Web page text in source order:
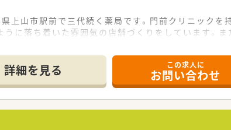
県上山市駅前で三代続く薬局です。門前クリニック
うに落ち着いた雰囲気の店舗づくりをしています。
号線で通勤便利な立地です。木・日のお休みで平
着いており、門前が無いので幅広い処方に触れるこ
場です。
詳細を見る この求人に
お問い合わせ